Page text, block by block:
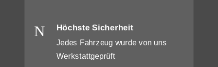
N Höchste Sicherheit
Jedes Fahrzeug wurde von uns
Werkstattgeprüft